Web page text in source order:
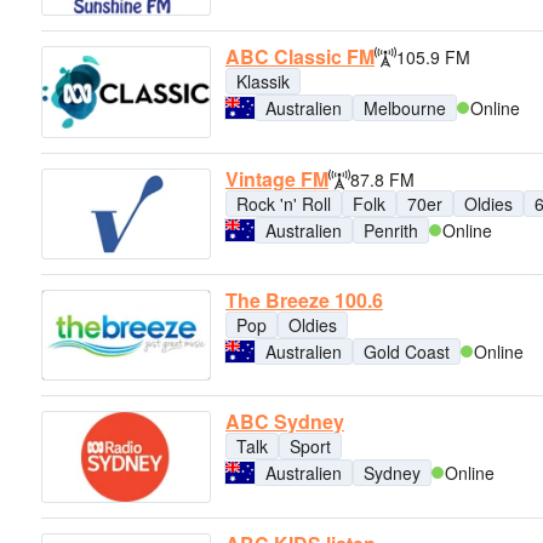
ABC Classic FM
105.9 FM
Klassik
Australien
Melbourne Online
Vintage FM
87.8 FM
Rock 'n' Roll
Folk 70er Oldies
Australien
Penrith Online
The Breeze 100.6
Pop
Oldies
Australien
Gold Coast Online
ABC Sydney
Talk
Sport
Australien
Sydney Online